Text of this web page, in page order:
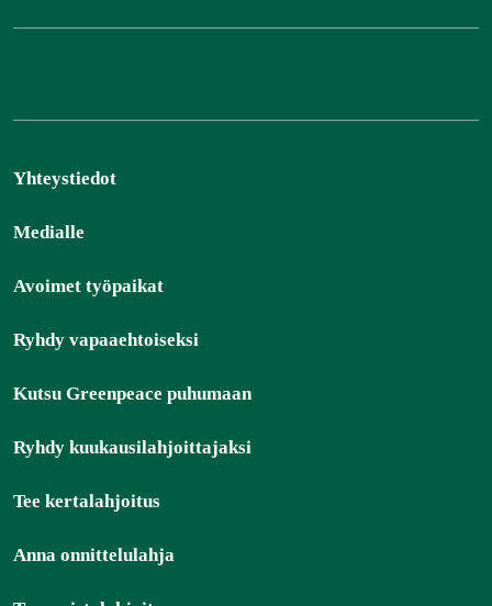
Yhteystiedot
Medialle
Avoimet työpaikat
Ryhdy vapaaehtoiseksi
Kutsu Greenpeace puhumaan
Ryhdy kuukausilahjoittajaksi
Tee kertalahjoitus
Anna onnittelulahja